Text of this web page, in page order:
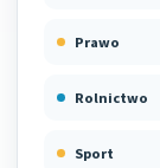
Prawo
Rolnictwo
Sport